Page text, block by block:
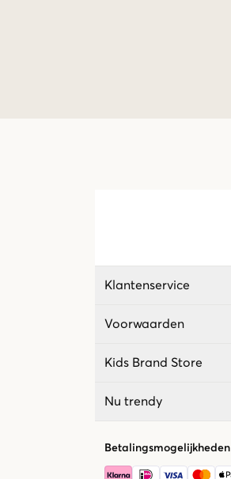
Klantenservice
Voorwaarden
Kids Brand Store
Nu trendy
Betalingsmogelijkheden